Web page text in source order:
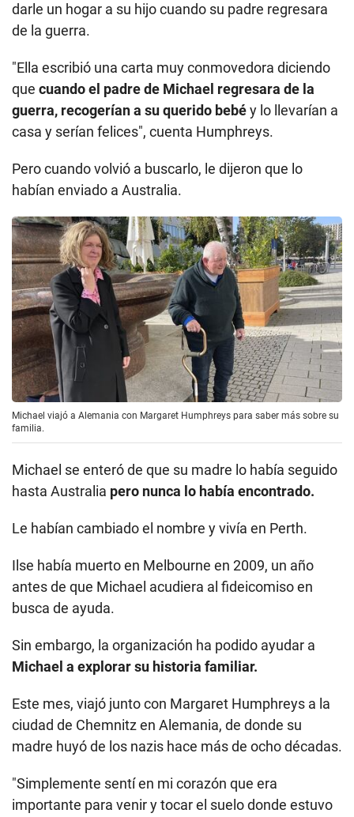
darle un hogar a su hijo cuando su padre regresara
de la guerra.
"Ella escribió una carta muy conmovedora diciendo
que cuando el padre de Michael regresara de la
guerra, recogerían a su querido bebéy lo llevarían a
casa y serían felices", cuenta Humphreys.
Pero cuando volvió a buscarlo, le dijeron que lo
habían enviado a Australia.
Michael viajó a Alemania con Margaret Humphreys para saber más sobre su
familia.
Michael se enteró de que su madre lo había seguido
hasta Australia pero nunca lo había encontrado.
Le habían cambiado el nombre y vivía en Perth.
Ilse había muerto en Melbourne en 2009, un año
antes de que Michael acudiera al fideicomiso en
busca de ayuda.
Sin embargo, la organización ha podido ayudar a
Michael a explorar su historia familiar.
Este mes, viajó junto con Margaret Humphreys a la
ciudad de Chemnitz en Alemania, de donde su
madre huyó de los nazis hace más de ocho décadas.
"Simplemente sentí en mi corazón que era
importante para venir y tocar el suelo donde estuvo